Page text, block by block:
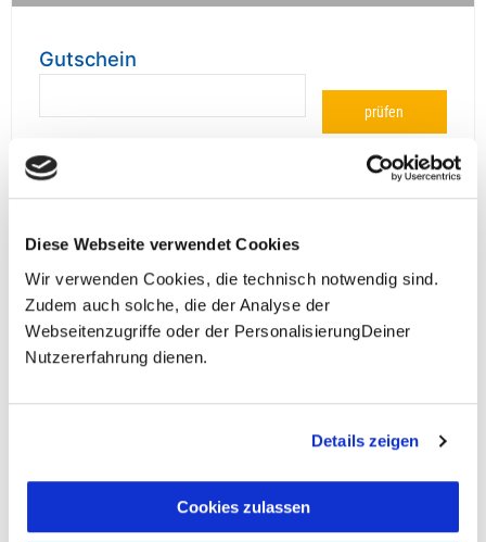
Diese Webseite verwendet Cookies
Wir verwenden Cookies, die technisch notwendig sind.
Zudem auch solche, die der Analyse der
Webseitenzugriffe oder der PersonalisierungDeiner
Nutzererfahrung dienen.
Details zeigen
Cookies zulassen
Gutschein
prüfen
**Halbes Doppelzimmer: Zwei gleichgeschlechtliche
Personen teilen sich die Unterkunft. Wir berechnen (je
nach Reise) bei Buchung entweder den halben, einen
reduzierten oder den gesamten Einzelzimmerzuschlag.
Finden wir eine/n Partner/in, dann erhältst Du den
Zuschlag zurück.
Unsere Reisen und Seminare sind nicht barrierefrei.
Fragen zur Buchung?